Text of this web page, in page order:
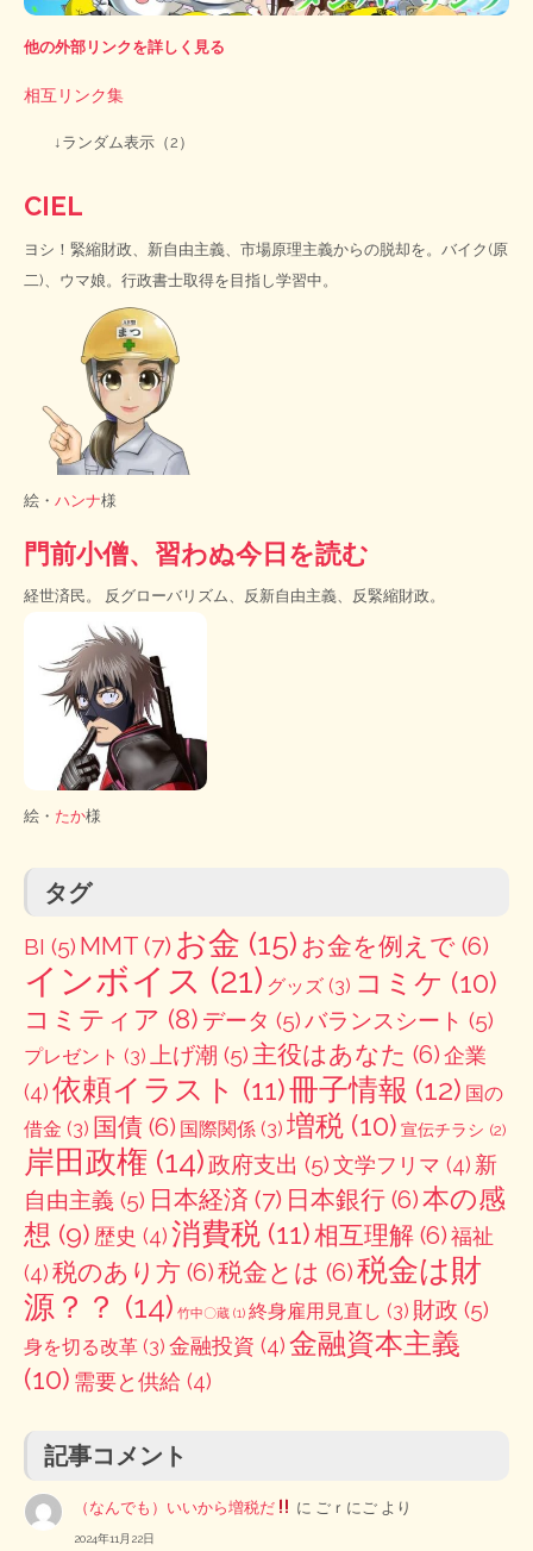
他の外部リンクを詳しく見る
相互リンク集
↓ランダム表示（2）
CIEL
ヨシ！緊縮財政、新自由主義、市場原理主義からの脱却を。バイク(原
二)、ウマ娘。行政書士取得を目指し学習中。
絵・ ハンナ様
門前小僧、習わぬ今日を読む
経世済民。 反グローバリズム、反新自由主義、反緊縮財政。
絵・ たか様
タグ
BI (5) MMT (7) お金 (15) お金を例えで (6)
インボイス (21) グッズ (3) コミケ (10)
コミティア (8) データ (5)バランスシート (5)
プレゼント (3) 上げ潮 (5) 主役はあなた (6)企業
(4)依頼イラスト (11)冊子情報 (12) 国の
借金 (3) 国債 (6) 国際関係 (3) 増税 (10) 宣伝チラシ (2)
岸田政権 (14)政府支出 (5)文学フリマ (4) 新
自由主義 (5) 日本経済 (7) 日本銀行 (6)本の感
想 (9) 歴史 (4)消費税 (11)相互理解 (6)福祉
(4)税のあり方 (6)税金とは (6)税金は財
源？？ (14) 竹中〇蔵 (1) 終身雇用見直し (3) 財政 (5)
身を切る改革 (3) 金融投資 (4)金融資本主義
(10) 需要と供給 (4)
記事コメント
（なんでも）いいから増税だ に ごｒにご より
2024年11月22日